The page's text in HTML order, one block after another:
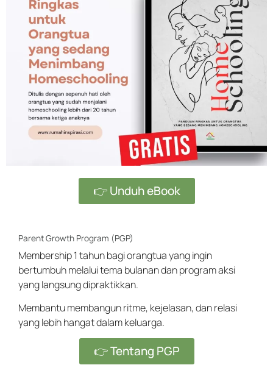
👉 Unduh eBook
Parent Growth Program (PGP)
Membership 1 tahun bagi orangtua yang ingin
bertumbuh melalui tema bulanan dan program aksi
yang langsung dipraktikkan.
Membantu membangun ritme, kejelasan, dan relasi
yang lebih hangat dalam keluarga.
👉 Tentang PGP